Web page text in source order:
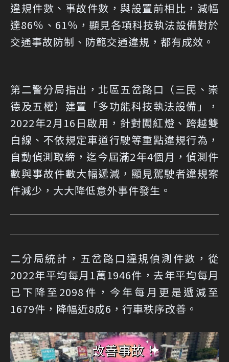
違規件數、事故件數，與設置前相比，減幅
達86％、61％，顯見各項科技執法設備對於
交通事故防制、防範交通違規，都有成效。
第二警分局指出，北區五岔路口（三民、崇
德及五權）建置「多功能科技執法設備」，
2022年2月16日啟用，針對闖紅燈、跨越雙
白線、不依規定車道行駛等重點違規行為，
自動偵測取締，迄今屆滿2年4個月，偵測件
數與事故件數大幅遞減，顯見駕駛者違規案
件減少，大大降低意外事件發生。
二分局統計，五岔路口違規偵測件數，從
2022年平均每月1萬1946件，去年平均每月
已下降至2098件，今年每月更是遞減至
1679件，降幅近8成6，行車秩序改善。